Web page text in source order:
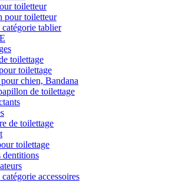
toiletteur
pour toiletteur
catégorie tablier
toilettage
toilettage
chien, Bandana
de toilettage
de toilettage
toilettage
dentitions
accessoires